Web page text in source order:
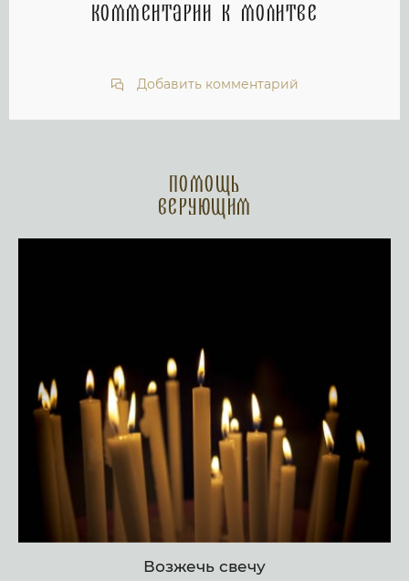
Комментарии к молитве
Добавить комментарий
Помощь
верующим
Возжечь свечу